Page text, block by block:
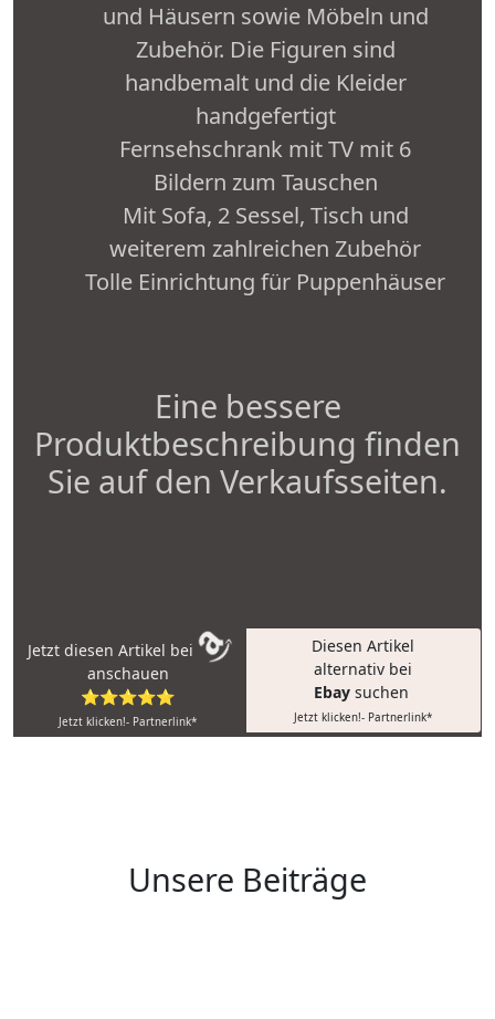
und Häusern sowie Möbeln und
Zubehör. Die Figuren sind
handbemalt und die Kleider
handgefertigt
Fernsehschrank mit TV mit 6
Bildern zum Tauschen
Mit Sofa, 2 Sessel, Tisch und
weiterem zahlreichen Zubehör
Tolle Einrichtung für Puppenhäuser
Eine bessere
Produktbeschreibung finden
Sie auf den Verkaufsseiten.
Jetzt diesen Artikel bei
anschauen
⭐⭐⭐⭐⭐
Jetzt klicken!- Partnerlink*
Diesen Artikel
alternativ bei
Ebay suchen
Jetzt klicken!- Partnerlink*
Unsere Beiträge